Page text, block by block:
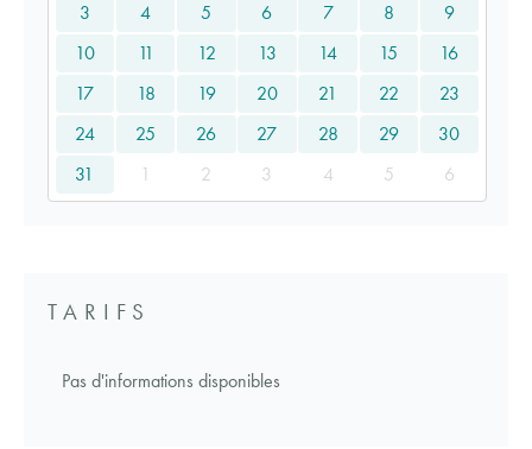
3
4 5 6 7 8
9
10
11 12 13 14 15
16
17
18 19 20 21 22
23
24
25 26 27 28 29
30
31
1 2 3 4 5 6
TARIFS
Pas d'informations disponibles